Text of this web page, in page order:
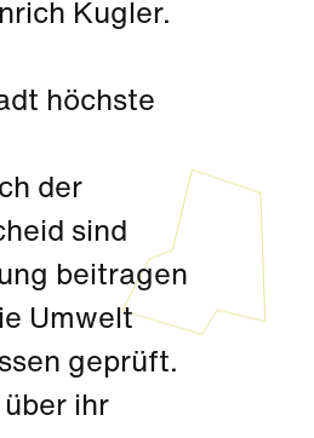
Kugler.
höchste
der
sind
beitragen
Umwelt
geprüft.
ihr